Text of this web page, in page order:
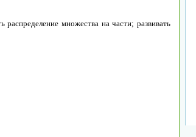
распределение множества на части; развивать